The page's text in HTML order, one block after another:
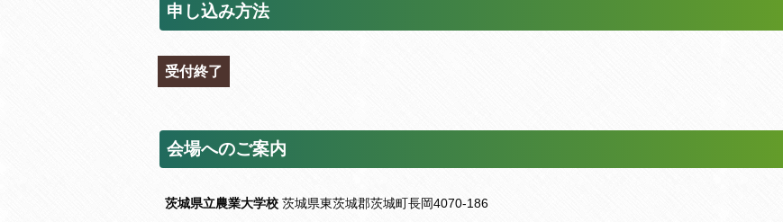
申し込み方法
受付終了
会場へのご案内
茨城県立農業大学校 茨城県東茨城郡茨城町長岡4070-186